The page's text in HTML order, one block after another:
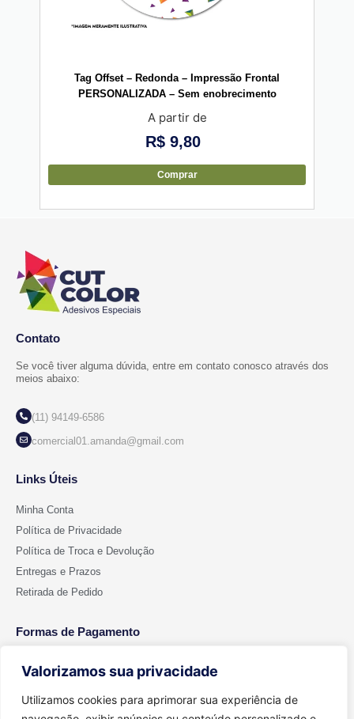
Valorizamos sua privacidade
Utilizamos cookies para aprimorar sua experiência de
Tag Offset – Redonda – Impressão Frontal
PERSONALIZADA – Sem enobrecimento
A partir de
R$ 9,80
Comprar
Contato
Se você tiver alguma dúvida, entre em contato conosco através dos
meios abaixo:
(11) 94149-6586
comercial01.amanda@gmail.com
Links Úteis
Minha Conta
Política de Privacidade
Política de Troca e Devolução
Entregas e Prazos
Retirada de Pedido
Formas de Pagamento